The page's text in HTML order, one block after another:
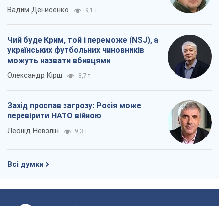
Вадим Денисенко 9,1 т.
Чий буде Крим, той і переможе (NSJ), а
українських футбольних чиновників
можуть назвати вбивцями
Олександр Кірш 8,7 т.
Захід проспав загрозу: Росія може
перевірити НАТО війною
Леонід Невзлін 9,3 т.
Всі думки